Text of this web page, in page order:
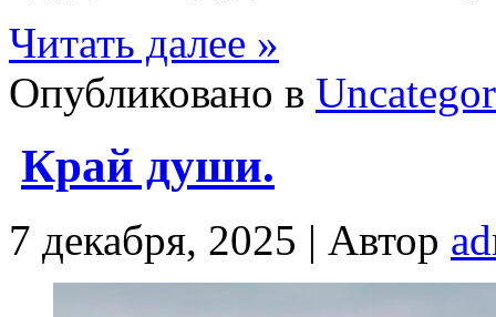
Читать далее »
Опубликовано в
Край души.
7 декабря, 2025 | Автор